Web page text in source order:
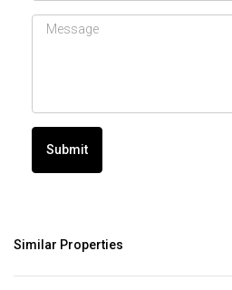
Submit
Similar Properties